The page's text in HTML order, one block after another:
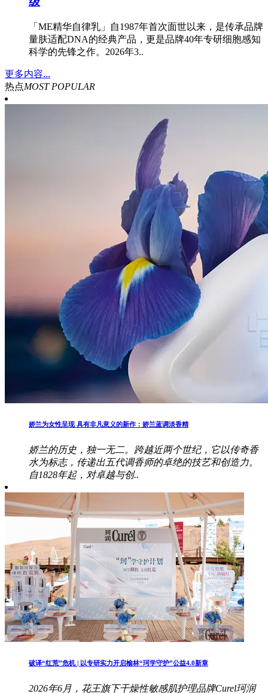
「ME精华自律乳」自1987年首次面世以来，是传承品牌
量肤适配DNA的经典产品，更是品牌40年专研细胞感知
科学的先锋之作。2026年3..
更多内容...
热点MOST POPULAR
娇兰为女性呈现 具有非凡意义的新作：娇兰蓝调淡香精
娇兰的历史，独一无二。跨越近两个世纪，它以传奇香
水为标志，传递出五代调香师的卓绝的技艺和创造力。
自1828年起，对卓越与创..
破译“红荒”危机 | 以专研实力开启榆林“珂学守护”公益4.0新章
2026年6月，花王旗下干燥性敏感肌护理品牌Curel珂润